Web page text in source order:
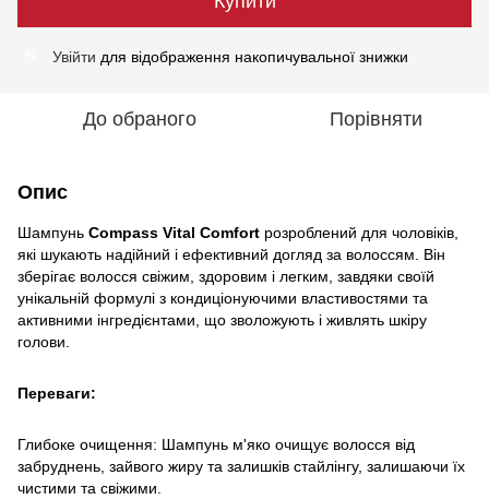
Увійти для відображення накопичувальної знижки
До обраного Порівняти
Опис
Шампунь Compass Vital Comfort розроблений для чоловіків,
які шукають надійний і ефективний догляд за волоссям. Він
зберігає волосся свіжим, здоровим і легким, завдяки своїй
унікальній формулі з кондиціонуючими властивостями та
активними інгредієнтами, що зволожують і живлять шкіру
голови.
Переваги:
Глибоке очищення: Шампунь м'яко очищує волосся від
забруднень, зайвого жиру та залишків стайлінгу, залишаючи їх
чистими та свіжими.